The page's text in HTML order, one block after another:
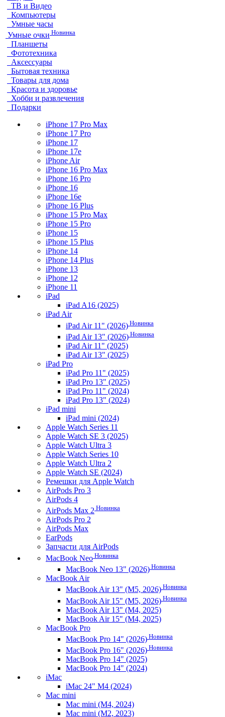
ТВ и Видео
Компьютеры
Умные часы
Умные очки Новинка
Планшеты
Фототехника
Аксессуары
Бытовая техника
Товары для дома
Красота и здоровье
Хобби и развлечения
Подарки
iPhone 17 Pro Max
iPhone 17 Pro
iPhone 17
iPhone 17e
iPhone Air
iPhone 16 Pro Max
iPhone 16 Pro
iPhone 16
iPhone 16e
iPhone 16 Plus
iPhone 15 Pro Max
iPhone 15 Pro
iPhone 15
iPhone 15 Plus
iPhone 14
iPhone 14 Plus
iPhone 13
iPhone 12
iPhone 11
iPad
iPad A16 (2025)
iPad Air
iPad Air 11" (2026) Новинка
iPad Air 13" (2026) Новинка
iPad Air 11" (2025)
iPad Air 13" (2025)
iPad Pro
iPad Pro 11" (2025)
iPad Pro 13" (2025)
iPad Pro 11" (2024)
iPad Pro 13" (2024)
iPad mini
iPad mini (2024)
Apple Watch Series 11
Apple Watch SE 3 (2025)
Apple Watch Ultra 3
Apple Watch Series 10
Apple Watch Ultra 2
Apple Watch SE (2024)
Ремешки для Apple Watch
AirPods Pro 3
AirPods 4
AirPods Max 2 Новинка
AirPods Pro 2
AirPods Max
EarPods
Запчасти для AirPods
MacBook Neo Новинка
MacBook Neo 13" (2026) Новинка
MacBook Air
MacBook Air 13" (M5, 2026) Новинка
MacBook Air 15" (M5, 2026) Новинка
MacBook Air 13" (M4, 2025)
MacBook Air 15" (M4, 2025)
MacBook Pro
MacBook Pro 14" (2026) Новинка
MacBook Pro 16" (2026) Новинка
MacBook Pro 14" (2025)
MacBook Pro 14" (2024)
iMac
iMac 24" M4 (2024)
Mac mini
Mac mini (M4, 2024)
Mac mini (M2, 2023)